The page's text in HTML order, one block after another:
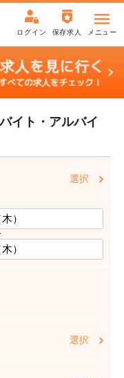
ログイン 保存求人 メニュー
バイト・アルバイ
選択
選択